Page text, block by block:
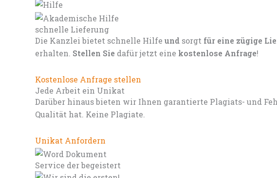
schnelle Lieferung
Die Kanzlei bietet schnelle Hilfe und sorgt für eine zügige
erhalten. Stellen Sie dafür jetzt eine kostenlose Anfrage!
Kostenlose Anfrage stellen
Jede Arbeit ein Unikat
Darüber hinaus bieten wir Ihnen garantierte Plagiats- und
Qualität hat. Keine Plagiate.
Unikat Anfordern
Service der begeistert